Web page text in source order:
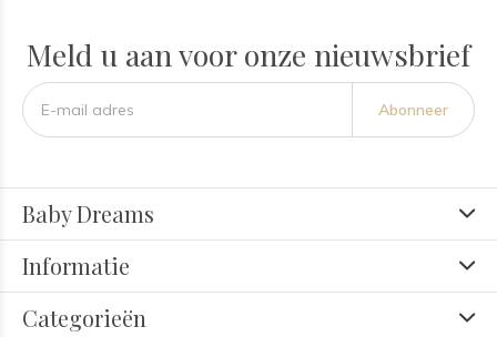
Meld u aan voor onze nieuwsbrief
Abonneer
Baby Dreams
Informatie
Categorieën